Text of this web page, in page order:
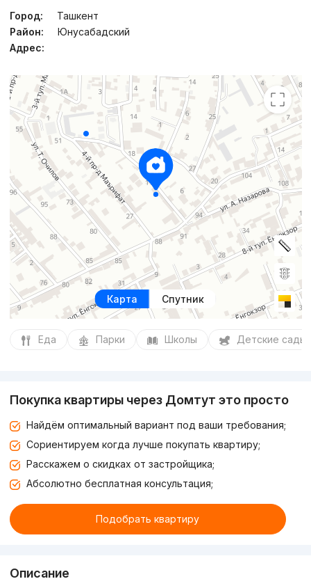
Город:
Ташкент
Район:
Юнусабадский
Адрес:
Карта Спутник
Еда Парки Школы Детские сады
Покупка квартиры через Домтут это просто
Найдём оптимальный вариант под ваши требования;
Сориентируем когда лучше покупать квартиру;
Расскажем о скидках от застройщика;
Абсолютно бесплатная консультация;
Подобрать квартиру
Описание